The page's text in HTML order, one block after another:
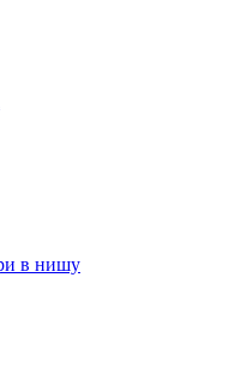
в нишу